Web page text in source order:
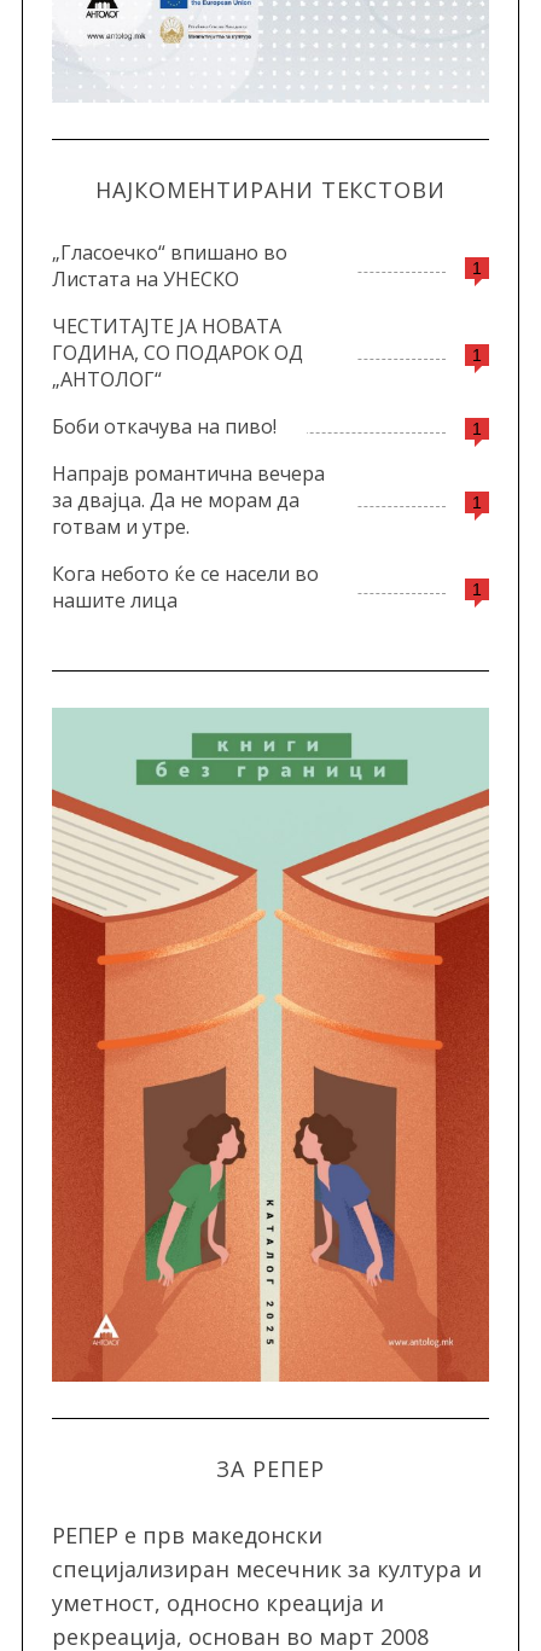
НАЈКОМЕНТИРАНИ ТЕКСТОВИ
1
„Гласоечко“ впишано во
Листата на УНЕСКО
1
ЧЕСТИТАЈТЕ ЈА НОВАТА
ГОДИНА, СО ПОДАРОК ОД
„АНТОЛОГ“
1
Боби откачува на пиво!
1
Напрајв романтична вечера
за двајца. Да не морам да
готвам и утре.
1
Кога небото ќе се насели во
нашите лица
ЗА РЕПЕР
РЕПЕР e прв македонски
специјализиран месечник за култура и
уметност, односно креација и
рекреација, oснован во март 2008